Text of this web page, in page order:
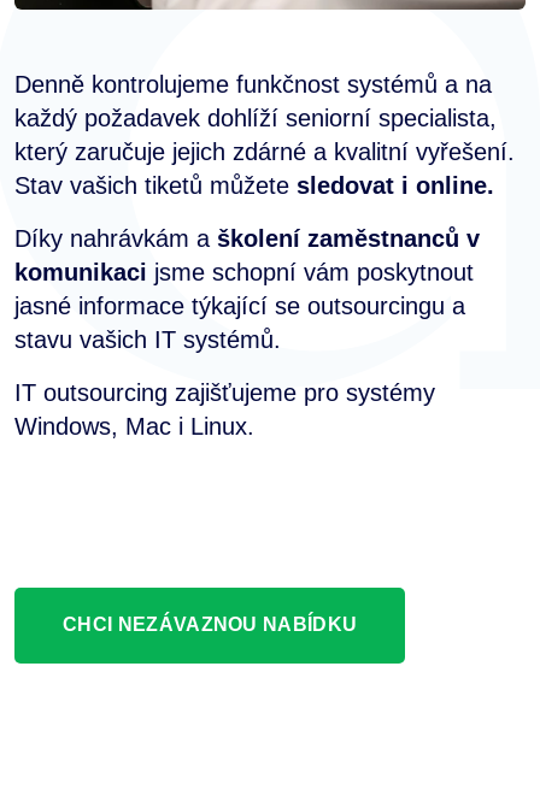
Denně kontrolujeme funkčnost systémů a na
každý požadavek dohlíží seniorní specialista,
který zaručuje jejich zdárné a kvalitní vyřešení.
Stav vašich tiketů můžete sledovat i online.
Díky nahrávkám a školení zaměstnanců v
komunikaci jsme schopní vám poskytnout
jasné informace týkající se outsourcingu a
stavu vašich IT systémů.
IT outsourcing zajišťujeme pro systémy
Windows, Mac i Linux.
CHCI NEZÁVAZNOU NABÍDKU